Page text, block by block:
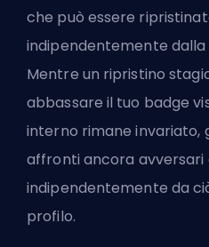
che può essere
indipendentemente
Mentre un ripristino
abbassare il tuo badge
interno rimane invariato,
affronti ancora avversari
indipendentemente da
profilo.